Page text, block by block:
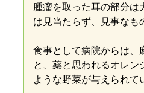
腫瘤を取った耳の部分は
は見当たらず、見事なも
食事として病院からは、
と、薬と思われるオレン
ような野菜が与えられて